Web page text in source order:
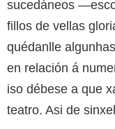
sucedáneos
fillos de vellas
quédanlle
en relación á
iso débese a que
teatro. Asi de